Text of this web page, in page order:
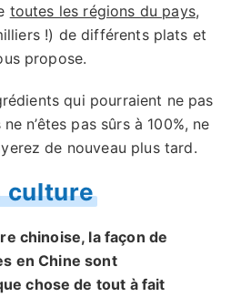
toutes les régions du pays,
!) de différents plats et
propose.
qui pourraient ne pas
n’êtes pas sûrs à 100%, ne
de nouveau plus tard.
culture
chinoise, la façon de
en Chine sont
chose de tout à fait